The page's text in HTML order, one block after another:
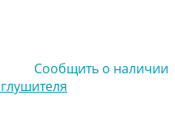
Сообщить о наличии